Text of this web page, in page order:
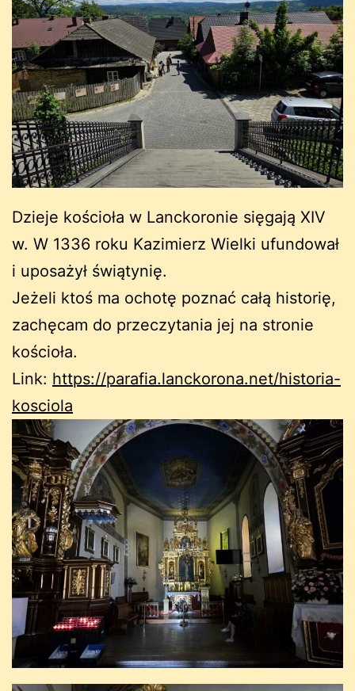
Dzieje kościoła w Lanckoronie sięgają XIV
w. W 1336 roku Kazimierz Wielki ufundował
i uposażył świątynię.
Jeżeli ktoś ma ochotę poznać całą historię,
zachęcam do przeczytania jej na stronie
kościoła.
Link: https://parafia.lanckorona.net/historia-
kosciola